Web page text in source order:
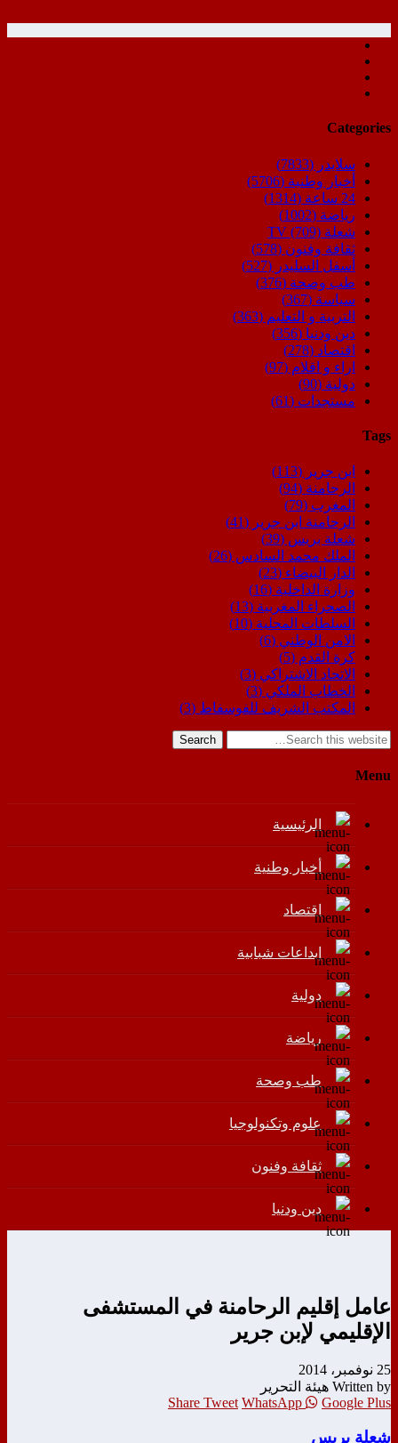
Categories
سلايدر (7833)
أخبار وطنية (5706)
24 ساعة
(1314)
رياضة (1002)
شعلة TV (709)
ثقافة وفنون (578)
أسفل السليدر (527)
طب وصحة (376)
سياسة (367)
التربية و التعليم (363)
دين ودنيا (356)
اقتصاد (278)
اراء و اقلام (97)
دولية (90)
مستجدات (61)
Tags
ابن جرير (113)
الرحامنة (94)
المغرب (79)
الرحامنة ابن جرير (41)
شعلة بريس (39)
الملك محمد السادس (26)
الدار البيضاء (23)
وزارة الداخلية (16)
الصحراء المغربية (13)
السلطات المحلية (10)
الامن الوطني (6)
كرة القدم (5)
الاتحاد الاشتراكي (3)
الخطاب الملكي (3)
المكتب الشريف للفوسفاط (3)
Search
Menu
الرئيسية
أخبار وطنية
اقتصاد
إبداعات شبابية
دولية
رياضة
طب وصحة
علوم وتكنولوجيا
ثقافة وفنون
دين ودنيا
عامل إقليم الرحامنة في المستشفى
الإقليمي لإبن جرير
25 نوفمبر، 2014
Written by هيئة التحرير
Share Tweet WhatsApp Google Plus
شعلة بريس